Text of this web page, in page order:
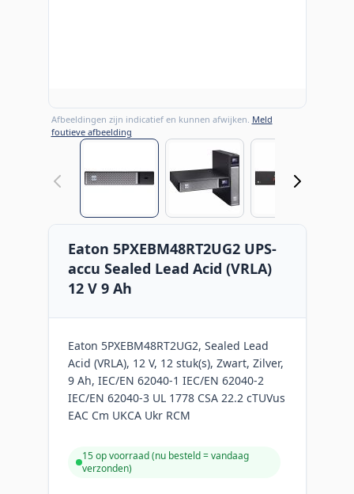
Afbeeldingen zijn indicatief en kunnen afwijken. Meld
foutieve afbeelding
View larger imageView larger image
Eaton 5PXEBM48RT2UG2 UPS-
accu Sealed Lead Acid (VRLA)
12 V 9 Ah
Eaton 5PXEBM48RT2UG2, Sealed Lead
Acid (VRLA), 12 V, 12 stuk(s), Zwart, Zilver,
9 Ah, IEC/EN 62040-1 IEC/EN 62040-2
IEC/EN 62040-3 UL 1778 CSA 22.2 cTUVus
EAC Cm UKCA Ukr RCM
15 op voorraad (nu besteld = vandaag
verzonden)